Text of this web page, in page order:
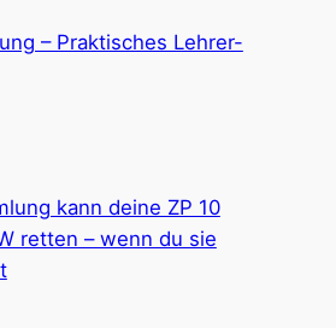
– Praktisches Lehrer-
kann deine ZP 10
retten – wenn du sie